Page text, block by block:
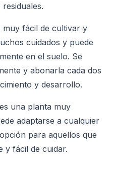
fácil de cultivar y
cuidados y puede
en el suelo. Se
y abonarla cada dos
y desarrollo.
una planta muy
adaptarse a cualquier
para aquellos que
y fácil de cuidar.